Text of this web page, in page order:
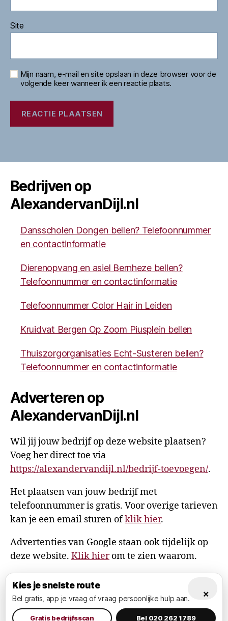
Site
Mijn naam, e-mail en site opslaan in deze browser voor de
volgende keer wanneer ik een reactie plaats.
Bedrijven op
AlexandervanDijl.nl
Dansscholen Dongen bellen? Telefoonnummer
en contactinformatie
Dierenopvang en asiel Bernheze bellen?
Telefoonnummer en contactinformatie
Telefoonnummer Color Hair in Leiden
Kruidvat Bergen Op Zoom Piusplein bellen
Thuiszorgorganisaties Echt-Susteren bellen?
Telefoonnummer en contactinformatie
Adverteren op
AlexandervanDijl.nl
Wil jij jouw bedrijf op deze website plaatsen?
Voeg her direct toe via
https://alexandervandijl.nl/bedrijf-toevoegen/.
Het plaatsen van jouw bedrijf met
telefoonnummer is gratis. Voor overige tarieven
kan je een email sturen ofklik hier.
Advertenties van Google staan ook tijdelijk op
deze website. Klik hierom te zien waarom.
© 2026AlexandervanDijl.nl
Privacy Policy
Omhoog
×
Kies je snelste route
Bel gratis, app je vraag of vraag persoonlijke hulp aan.
Gratis bedrijfsscan Bel 020 262 1789